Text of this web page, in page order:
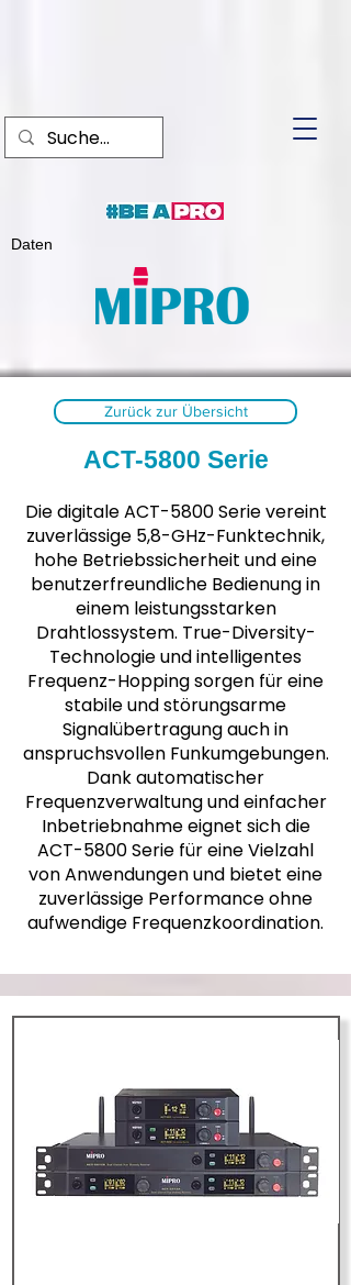
Daten
Zurück zur Übersicht
ACT-5800 Serie
Die digitale ACT-5800 Serie vereint
zuverlässige 5,8-GHz-Funktechnik,
hohe Betriebssicherheit und eine
benutzerfreundliche Bedienung in
einem leistungsstarken
Drahtlossystem. True-Diversity-
Technologie und intelligentes
Frequenz-Hopping sorgen für eine
stabile und störungsarme
Signalübertragung auch in
anspruchsvollen Funkumgebungen.
Dank automatischer
Frequenzverwaltung und einfacher
Inbetriebnahme eignet sich die
ACT-5800 Serie für eine Vielzahl
von Anwendungen und bietet eine
zuverlässige Performance ohne
aufwendige Frequenzkoordination.